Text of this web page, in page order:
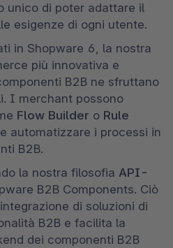
unico di poter adattare il
esigenze di ogni utente.
in Shopware 6, la nostra
più innovativa e
B2B ne sfruttano
I merchant possono
Flow Builder o Rule
automatizzare i processi in
B2B.
la nostra filosofia API-
B2B Components. Ciò
di soluzioni di
B2B e facilita la
dei componenti B2B